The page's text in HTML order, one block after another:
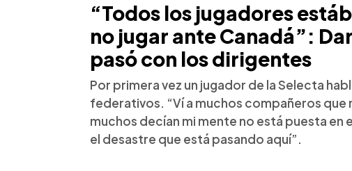
“Todos los jugadores
no jugar ante Canadá”:
pasó con los dirigentes
Por primera vez un jugador de la Selecta
federativos. “Ví a muchos compañeros
muchos decían mi mente no está puesta
el desastre que está pasando aquí”.